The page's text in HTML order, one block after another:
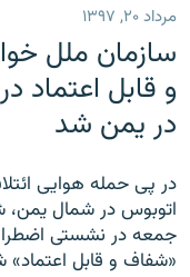
مرداد ۲۰, ۱۳۹۷
سازمان ملل
و قابل اعتماد
در یمن شد
در پی حمله هوایی
اتوبوس در شمال یمن،
جمعه در نشستی
«شفاف و قابل اعتماد»